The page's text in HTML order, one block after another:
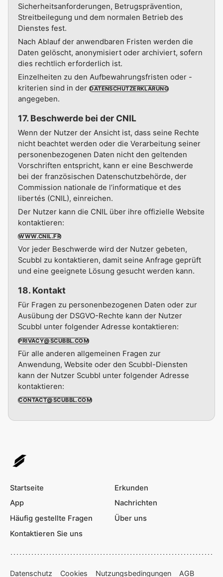
Sicherheitsanforderungen, Betrugsprävention,
Streitbeilegung und dem normalen Betrieb des
Dienstes fest.
Nach Ablauf der anwendbaren Fristen werden die
Daten gelöscht, anonymisiert oder archiviert, sofern
dies rechtlich erforderlich ist.
Einzelheiten zu den Aufbewahrungsfristen oder -
kriterien sind in derDATENSCHUTZERKLÄRUNG
angegeben.
17. Beschwerde bei der CNIL
Wenn der Nutzer der Ansicht ist, dass seine Rechte
nicht beachtet werden oder die Verarbeitung seiner
personenbezogenen Daten nicht den geltenden
Vorschriften entspricht, kann er eine Beschwerde
bei der französischen Datenschutzbehörde, der
Commission nationale de l’informatique et des
libertés (CNIL), einreichen.
Der Nutzer kann die CNIL über ihre offizielle Website
kontaktieren:
WWW.CNIL.FR
Vor jeder Beschwerde wird der Nutzer gebeten,
Scubbl zu kontaktieren, damit seine Anfrage geprüft
und eine geeignete Lösung gesucht werden kann.
18. Kontakt
Für Fragen zu personenbezogenen Daten oder zur
Ausübung der DSGVO-Rechte kann der Nutzer
Scubbl unter folgender Adresse kontaktieren:
PRIVACY@SCUBBL.COM
Für alle anderen allgemeinen Fragen zur
Anwendung, Website oder den Scubbl-Diensten
kann der Nutzer Scubbl unter folgender Adresse
kontaktieren:
CONTACT@SCUBBL.COM
Startseite
Erkunden
App
Nachrichten
Häufig gestellte Fragen
Über uns
Kontaktieren Sie uns
Datenschutz Cookies Nutzungsbedingungen AGB